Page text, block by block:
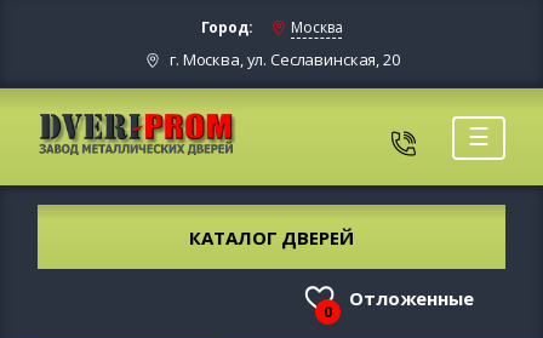
Город: Москва
г. Москва, ул. Сеславинская, 20
☰
КАТАЛОГ ДВЕРЕЙ
0
Отложенные